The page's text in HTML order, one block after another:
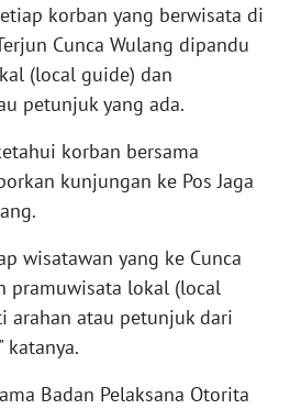
korban yang berwisata di
Cunca Wulang dipandu
(local guide) dan
petunjuk yang ada.
korban bersama
kunjungan ke Pos Jaga
wisatawan yang ke Cunca
pramuwisata lokal (local
arahan atau petunjuk dari
katanya.
Badan Pelaksana Otorita